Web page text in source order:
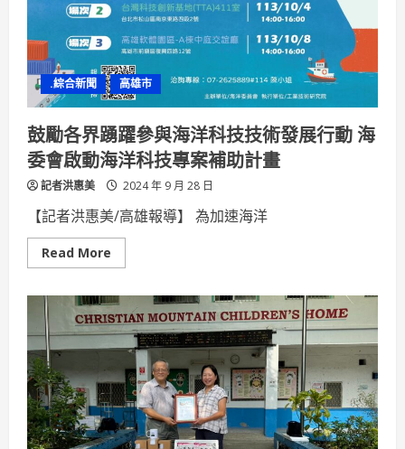
村
體
驗
行
程
高
雄
一
日
農
夫
遠
赴
東
京
際
旅
展
.綜合新聞 高雄市
鼓勵各界踴躍參與海洋科技技術發展行動 海
委會啟動海洋科技專案補助計畫
記者洪惠美 2024 年 9 月 28 日
【記者洪惠美/高雄報導】 為加速海洋
Read More
more
勵
各
界
踴
躍
與
海
洋
科
技
技